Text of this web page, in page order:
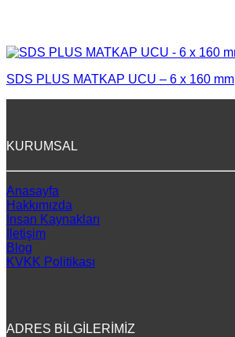
SDS PLUS MATKAP UCU – 6 x 160 mm
KURUMSAL
Anasayfa
Hakkımızda
İnsan Kaynakları
İletişim
Blog
KVKK Politikası
ADRES BİLGİLERİMİZ